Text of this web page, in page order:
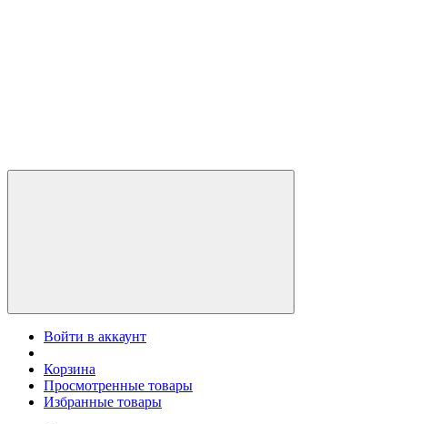
Войти в аккаунт
Корзина
Просмотренные товары
Избранные товары